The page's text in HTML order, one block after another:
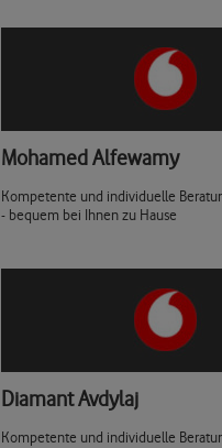
Mohamed Alfewamy
Kompetente und individuelle
- bequem bei Ihnen zu Hause
Diamant Avdylaj
Kompetente und individuelle